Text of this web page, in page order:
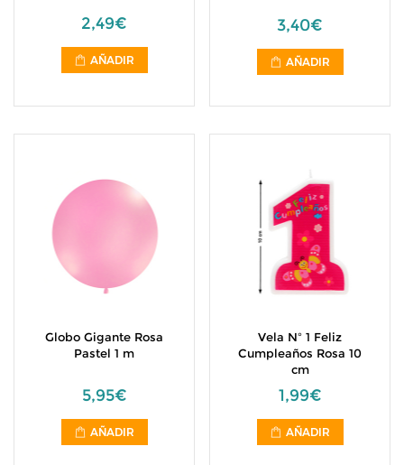
2,49€
AÑADIR
3,40€
AÑADIR
Globo Gigante Rosa
Pastel 1 m
5,95€
AÑADIR
Vela Nº 1 Feliz
Cumpleaños Rosa 10
cm
1,99€
AÑADIR